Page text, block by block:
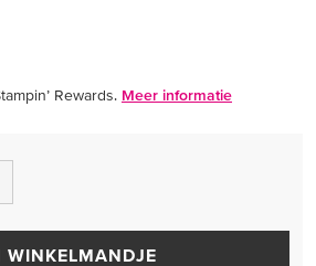
Rewards. Meer informatie
WINKELMANDJE